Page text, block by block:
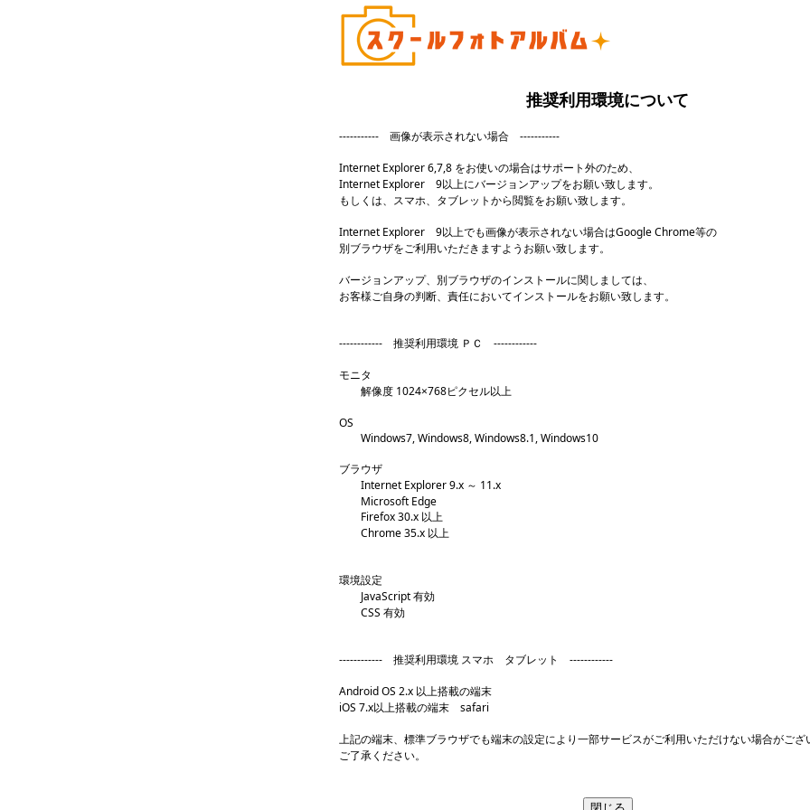
推奨利用環境について
----------- 画像が表示されない場合 -----------
Internet Explorer 6,7,8 をお使いの場合はサポート外のため、
Internet Explorer 9以上にバージョンアップをお願い致します。
もしくは、スマホ、タブレットから閲覧をお願い致します。
Internet Explorer 9以上でも画像が表示されない場合はGoogle Chrome等の
別ブラウザをご利用いただきますようお願い致します。
バージョンアップ、別ブラウザのインストールに関しましては、
お客様ご自身の判断、責任においてインストールをお願い致します。
------------ 推奨利用環境 ＰＣ ------------
モニタ
解像度 1024×768ピクセル以上
OS
Windows7, Windows8, Windows8.1, Windows10
ブラウザ
Internet Explorer 9.x ～ 11.x
Microsoft Edge
Firefox 30.x 以上
Chrome 35.x 以上
環境設定
JavaScript 有効
CSS 有効
------------ 推奨利用環境 スマホ タブレット ------------
Android OS 2.x 以上搭載の端末
iOS 7.x以上搭載の端末 safari
上記の端末、標準ブラウザでも端末の設定により一部サービスがご利用いただけない場合がござ
ご了承ください。